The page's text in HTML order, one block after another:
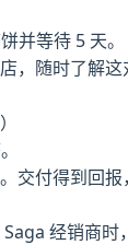
并等待 5 天。
，随时了解
交付得到回
经销商